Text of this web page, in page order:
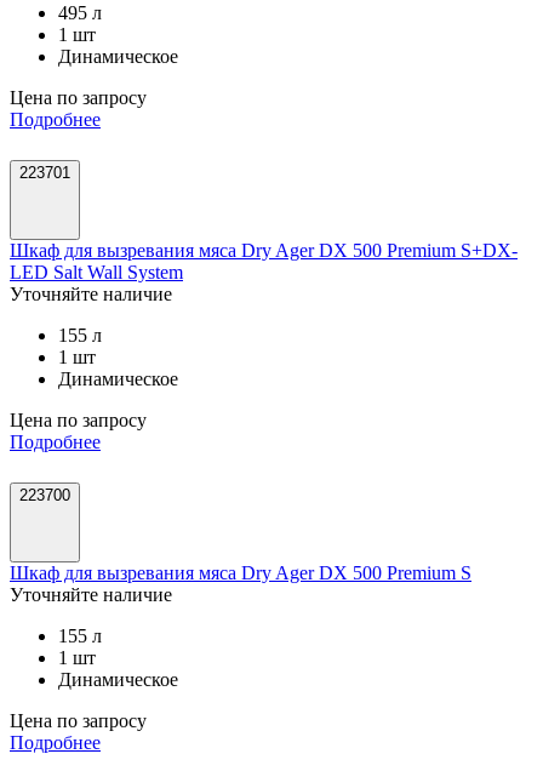
495 л
1 шт
Динамическое
Цена по запросу
Подробнее
223701
Шкаф для вызревания мяса Dry Ager DX 500 Premium S+DX-
LED Salt Wall System
Уточняйте наличие
155 л
1 шт
Динамическое
Цена по запросу
Подробнее
223700
Шкаф для вызревания мяса Dry Ager DX 500 Premium S
Уточняйте наличие
155 л
1 шт
Динамическое
Цена по запросу
Подробнее